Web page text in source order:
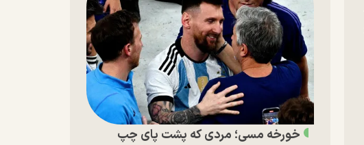
خورخه مسی؛ مردی که پشت پای چپ